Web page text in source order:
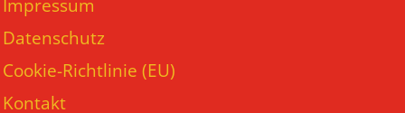
Impressum
Datenschutz
Cookie-Richtlinie (EU)
Kontakt